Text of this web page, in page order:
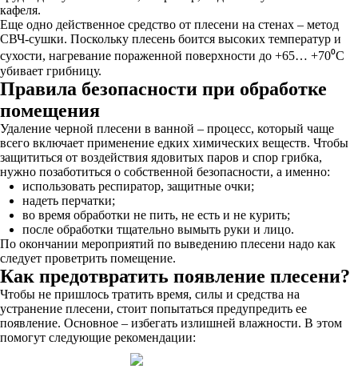
кафеля.
Еще одно действенное средство от плесени на стенах – метод
СВЧ-сушки. Поскольку плесень боится высоких температур и
сухости, нагревание пораженной поверхности до +65… +70⁰С
убивает грибницу.
Правила безопасности при обработке
помещения
Удаление черной плесени в ванной – процесс, который чаще
всего включает применение едких химических веществ. Чтобы
защититься от воздействия ядовитых паров и спор грибка,
нужно позаботиться о собственной безопасности, а именно:
использовать респиратор, защитные очки;
надеть перчатки;
во время обработки не пить, не есть и не курить;
после обработки тщательно вымыть руки и лицо.
По окончании мероприятий по выведению плесени надо как
следует проветрить помещение.
Как предотвратить появление плесени?
Чтобы не пришлось тратить время, силы и средства на
устранение плесени, стоит попытаться предупредить ее
появление. Основное – избегать излишней влажности. В этом
помогут следующие рекомендации: